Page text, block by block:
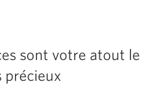
sont votre atout le
précieux